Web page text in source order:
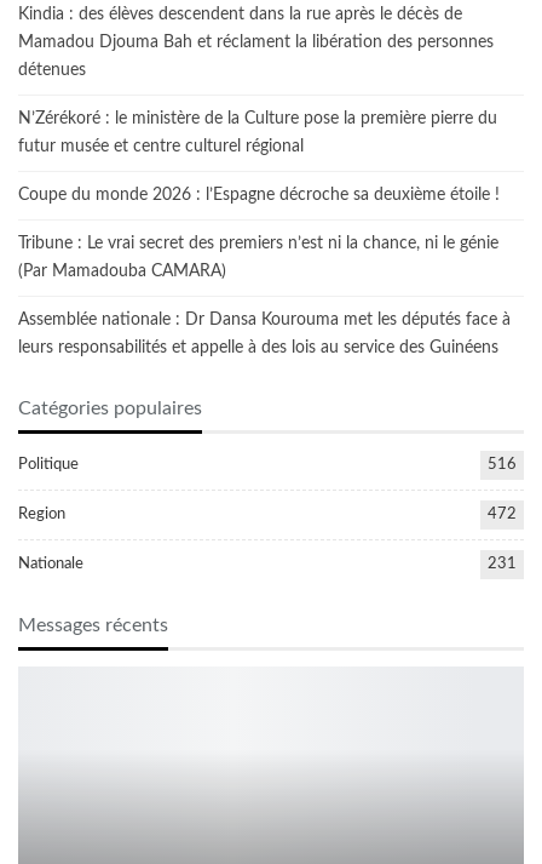
Kindia : des élèves descendent dans la rue après le décès de
Mamadou Djouma Bah et réclament la libération des personnes
détenues
N’Zérékoré : le ministère de la Culture pose la première pierre du
futur musée et centre culturel régional
Coupe du monde 2026 : l’Espagne décroche sa deuxième étoile !
Tribune : Le vrai secret des premiers n’est ni la chance, ni le génie
(Par Mamadouba CAMARA)
Assemblée nationale : Dr Dansa Kourouma met les députés face à
leurs responsabilités et appelle à des lois au service des Guinéens
Catégories populaires
Politique 516
Region 472
Nationale 231
Messages récents